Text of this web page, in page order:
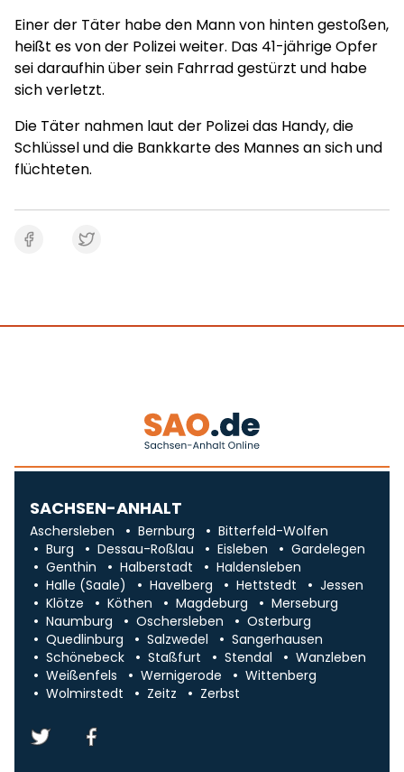
Einer der Täter habe den Mann von hinten gestoßen,
heißt es von der Polizei weiter. Das 41-jährige Opfer
sei daraufhin über sein Fahrrad gestürzt und habe
sich verletzt.
Die Täter nahmen laut der Polizei das Handy, die
Schlüssel und die Bankkarte des Mannes an sich und
flüchteten.
SACHSEN-ANHALT
Aschersleben Bernburg
Bitterfeld-Wolfen
Burg
Dessau-Roßlau Eisleben
Gardelegen
Genthin
Halberstadt
Haldensleben
Halle (Saale)
Havelberg Hettstedt
Jessen
Klötze
Köthen Magdeburg
Merseburg
Naumburg
Oschersleben
Osterburg
Quedlinburg
Salzwedel
Sangerhausen
Schönebeck
Staßfurt Stendal
Wanzleben
Weißenfels
Wernigerode
Wittenberg
Wolmirstedt
Zeitz Zerbst